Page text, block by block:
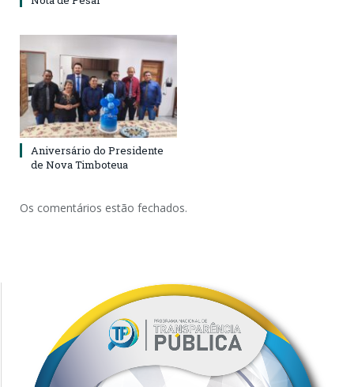
Aniversário do Presidente
de Nova Timboteua
Os comentários estão fechados.